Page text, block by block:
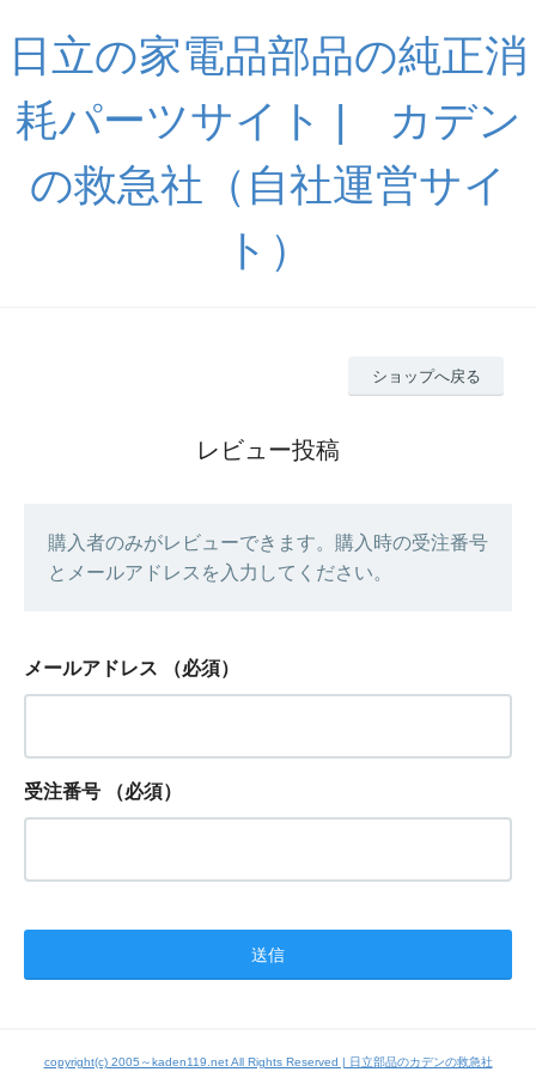
日立の家電品部品の純正消
耗パーツサイト | カデン
の救急社（自社運営サイ
ト）
ショップへ戻る
レビュー投稿
購入者のみがレビューできます。購入時の受注番号
とメールアドレスを入力してください。
メールアドレス （必須）
受注番号 （必須）
copyright(c) 2005～kaden119.net All Rights Reserved | 日立部品のカデンの救急社